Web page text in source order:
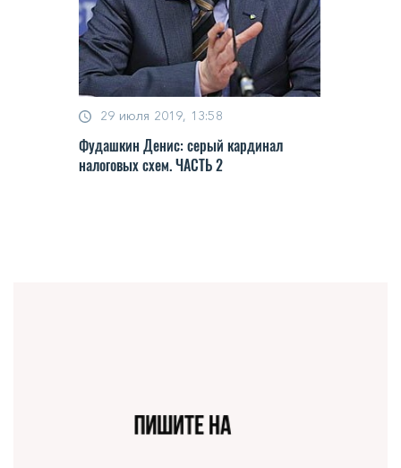
29 июля 2019, 13:58
Фудашкин Денис: серый кардинал
налоговых схем. ЧАСТЬ 2